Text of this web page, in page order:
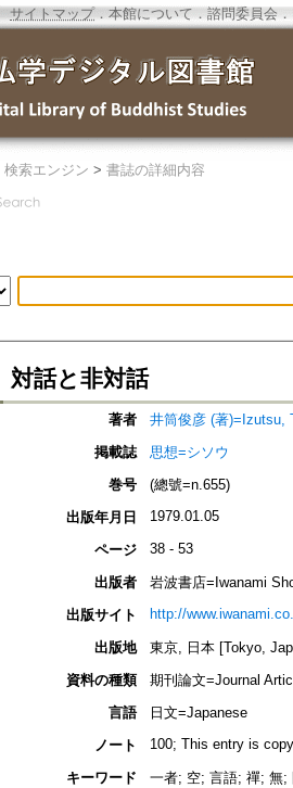
サイトマップ．本館について ． 諮問委員会 ．
検索エンジン > 書誌の詳細内容
対話と非対話
著者
井筒俊彦 (著)=Izutsu,
掲載誌
思想=シソウ
巻号
(總號=n.655)
出版年月日
1979.01.05
ページ 38 - 53
出版者
岩波書店=Iwanami
出版サイト
http://
出版地
東京, 日本 [Tokyo,
資料の種類
期刊論文=Journal
言語
日文=Japanese
ノート
100; This entry is
キーワード
一者; 空; 言語; 禪; 無;